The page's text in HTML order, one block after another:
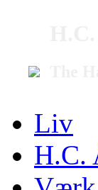
Liv
H.C.